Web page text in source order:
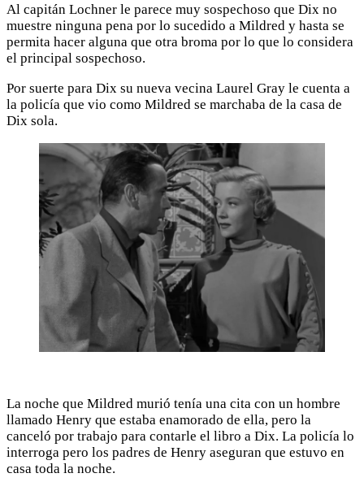
Al capitán Lochner le parece muy sospechoso que Dix no
muestre ninguna pena por lo sucedido a Mildred y hasta se
permita hacer alguna que otra broma por lo que lo considera
el principal sospechoso.
Por suerte para Dix su nueva vecina Laurel Gray le cuenta a
la policía que vio como Mildred se marchaba de la casa de
Dix sola.
La noche que Mildred murió tenía una cita con un hombre
llamado Henry que estaba enamorado de ella, pero la
canceló por trabajo para contarle el libro a Dix. La policía lo
interroga pero los padres de Henry aseguran que estuvo en
casa toda la noche.